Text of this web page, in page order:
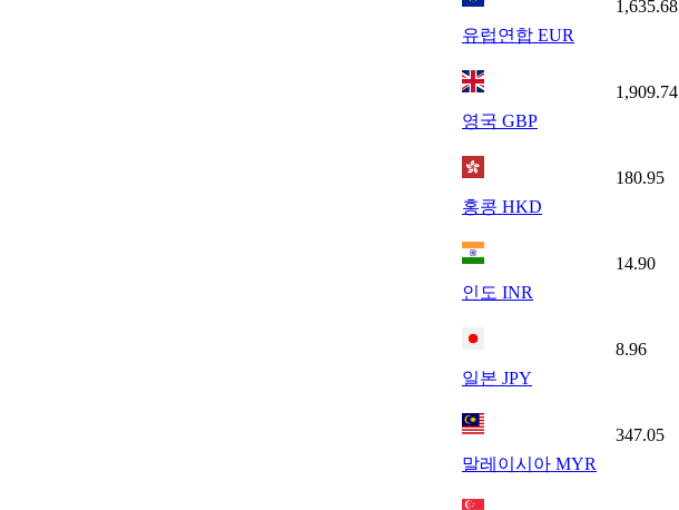
유럽연합 EUR
1,635.68
영국 GBP
1,909.74
홍콩 HKD
180.95
인도 INR
14.90
일본 JPY
8.96
말레이시아 MYR
347.05